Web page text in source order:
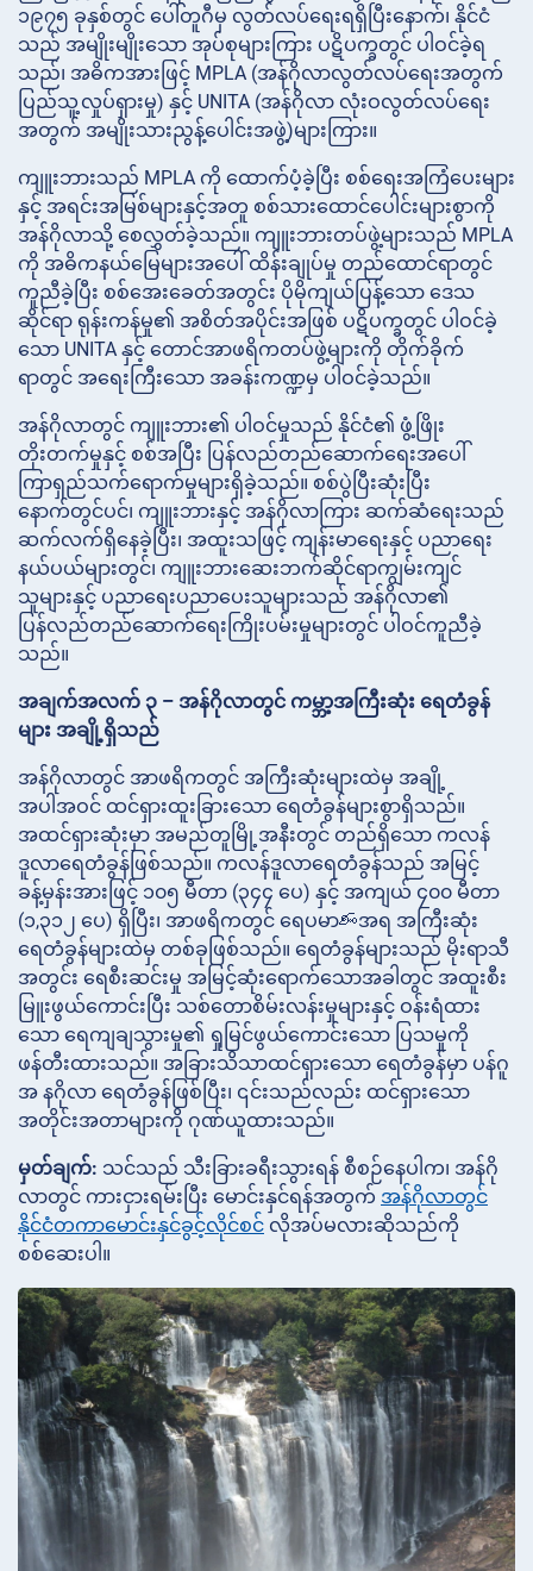
၁၉၇၅ ခုနှစ်တွင် ပေါ်တူဂီမှ လွတ်လပ်ရေးရရှိပြီးနောက်၊ နိုင်ငံ
သည် အမျိုးမျိုးသော အုပ်စုများကြား ပဋိပက္ခတွင် ပါဝင်ခဲ့ရ
သည်၊ အဓိကအားဖြင့် MPLA (အန်ဂိုလာလွတ်လပ်ရေးအတွက်
ပြည်သူ့လှုပ်ရှားမှု) နှင့် UNITA (အန်ဂိုလာ လုံးဝလွတ်လပ်ရေး
အတွက် အမျိုးသားညွန့်ပေါင်းအဖွဲ့)များကြား။
ကျူးဘားသည် MPLA ကို ထောက်ပံ့ခဲ့ပြီး စစ်ရေးအကြံပေးများ
နှင့် အရင်းအမြစ်များနှင့်အတူ စစ်သားထောင်ပေါင်းများစွာကို
အန်ဂိုလာသို့ စေလွှတ်ခဲ့သည်။ ကျူးဘားတပ်ဖွဲ့များသည် MPLA
ကို အဓိကနယ်မြေများအပေါ် ထိန်းချုပ်မှု တည်ထောင်ရာတွင်
ကူညီခဲ့ပြီး စစ်အေးခေတ်အတွင်း ပိုမိုကျယ်ပြန့်သော ဒေသ
ဆိုင်ရာ ရုန်းကန်မှု၏ အစိတ်အပိုင်းအဖြစ် ပဋိပက္ခတွင် ပါဝင်ခဲ့
သော UNITA နှင့် တောင်အာဖရိကတပ်ဖွဲ့များကို တိုက်ခိုက်
ရာတွင် အရေးကြီးသော အခန်းကဏ္ဍမှ ပါဝင်ခဲ့သည်။
အန်ဂိုလာတွင် ကျူးဘား၏ ပါဝင်မှုသည် နိုင်ငံ၏ ဖွံ့ဖြိုး
တိုးတက်မှုနှင့် စစ်အပြီး ပြန်လည်တည်ဆောက်ရေးအပေါ်
ကြာရှည်သက်ရောက်မှုများရှိခဲ့သည်။ စစ်ပွဲပြီးဆုံးပြီး
နောက်တွင်ပင်၊ ကျူးဘားနှင့် အန်ဂိုလာကြား ဆက်ဆံရေးသည်
ဆက်လက်ရှိနေခဲ့ပြီး၊ အထူးသဖြင့် ကျန်းမာရေးနှင့် ပညာရေး
နယ်ပယ်များတွင်၊ ကျူးဘားဆေးဘက်ဆိုင်ရာကျွမ်းကျင်
သူများနှင့် ပညာရေးပညာပေးသူများသည် အန်ဂိုလာ၏
ပြန်လည်တည်ဆောက်ရေးကြိုးပမ်းမှုများတွင် ပါဝင်ကူညီခဲ့
သည်။
အချက်အလက် ၃ – အန်ဂိုလာတွင် ကမ္ဘာ့အကြီးဆုံး ရေတံခွန်
များ အချို့ရှိသည်
အန်ဂိုလာတွင် အာဖရိကတွင် အကြီးဆုံးများထဲမှ အချို့
အပါအဝင် ထင်ရှားထူးခြားသော ရေတံခွန်များစွာရှိသည်။
အထင်ရှားဆုံးမှာ အမည်တူမြို့အနီးတွင် တည်ရှိသော ကလန်
ဒူလာရေတံခွန်ဖြစ်သည်။ ကလန်ဒူလာရေတံခွန်သည် အမြင့်
ခန့်မှန်းအားဖြင့် ၁၀၅ မီတာ (၃၄၄ ပေ) နှင့် အကျယ် ၄၀၀ မီတာ
(၁,၃၁၂ ပေ) ရှိပြီး၊ အာဖရိကတွင် ရေပမာණအရ အကြီးဆုံး
ရေတံခွန်များထဲမှ တစ်ခုဖြစ်သည်။ ရေတံခွန်များသည် မိုးရာသီ
အတွင်း ရေစီးဆင်းမှု အမြင့်ဆုံးရောက်သောအခါတွင် အထူးစီး
မြူးဖွယ်ကောင်းပြီး သစ်တောစိမ်းလန်းမှုများနှင့် ဝန်းရံထား
သော ရေကျချသွားမှု၏ ရှုမြင်ဖွယ်ကောင်းသော ပြသမှုကို
ဖန်တီးထားသည်။ အခြားသိသာထင်ရှားသော ရေတံခွန်မှာ ပန်ဂူ
အ နဂိုလာ ရေတံခွန်ဖြစ်ပြီး၊ ၎င်းသည်လည်း ထင်ရှားသော
အတိုင်းအတာများကို ဂုဏ်ယူထားသည်။
မှတ်ချက်: သင်သည် သီးခြားခရီးသွားရန် စီစဉ်နေပါက၊ အန်ဂို
လာတွင် ကားငှားရမ်းပြီး မောင်းနှင်ရန်အတွက် အန်ဂိုလာတွင်
နိုင်ငံတကာမောင်းနှင်ခွင့်လိုင်စင် လိုအပ်မလားဆိုသည်ကို
စစ်ဆေးပါ။